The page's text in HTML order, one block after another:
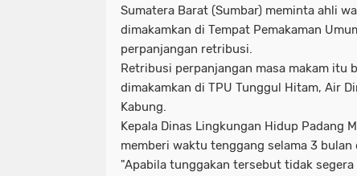
Sumatera Barat (Sumbar) meminta ahli
dimakamkan di Tempat Pemakaman
perpanjangan retribusi.
Retribusi perpanjangan masa makam itu
dimakamkan di TPU Tunggul Hitam, Air
Kabung.
Kepala Dinas Lingkungan Hidup Padang
memberi waktu tenggang selama 3
"Apabila tunggakan tersebut tidak